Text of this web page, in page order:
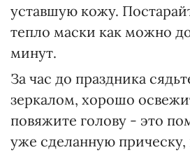
уставшую кожу.
тепло маски как можно
минут.
За час до праздника
зеркалом, хорошо
повяжите голову - это
уже сделанную